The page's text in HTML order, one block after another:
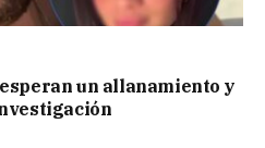
un allanamiento y